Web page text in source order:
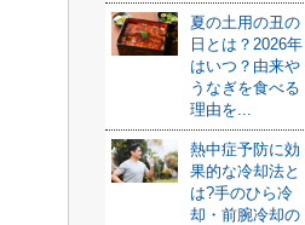
夏の土用の丑の
日とは？2026年
はいつ？由来や
うなぎを食べる
理由を...
熱中症予防に効
果的な冷却法と
は?手のひら冷
却・前腕冷却の